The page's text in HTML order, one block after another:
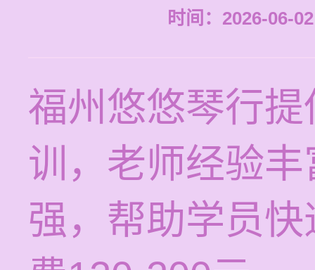
时间：2026-06-
福州悠悠琴行
训，老师经验
强，帮助学员